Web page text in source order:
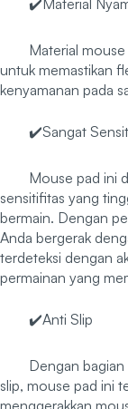
✔️Material
Material
untuk memastikan
kenyamanan pada
✔️Sangat
Mouse pad ini
sensitifitas yang
bermain. Dengan
Anda bergerak
terdeteksi dengan
permainan yang
✔️Anti Slip
Dengan
slip, mouse pad ini